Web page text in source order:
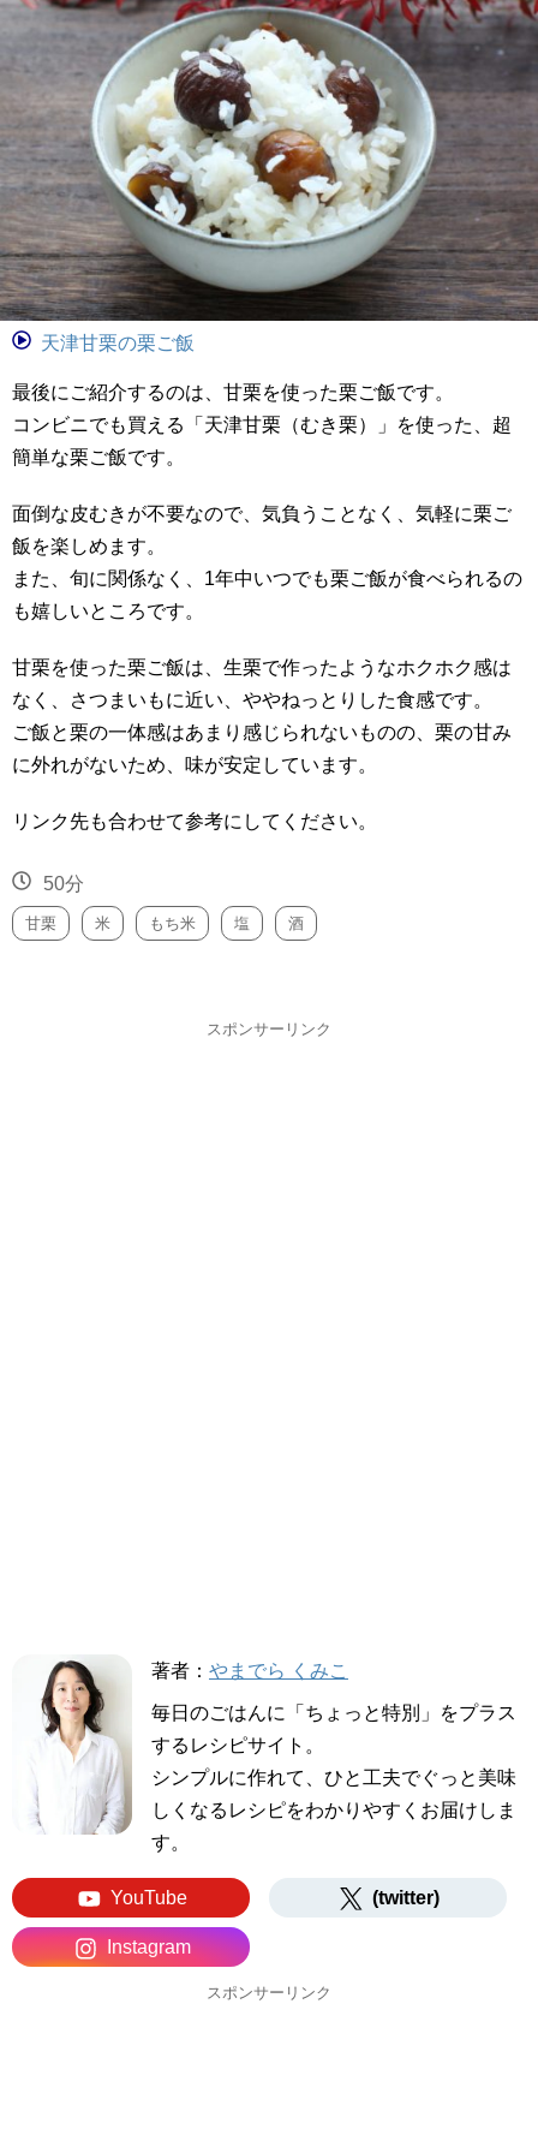
天津甘栗の栗ご飯
最後にご紹介するのは、甘栗を使った栗ご飯です。
コンビニでも買える「天津甘栗（むき栗）」を使った、超
簡単な栗ご飯です。
面倒な皮むきが不要なので、気負うことなく、気軽に栗ご
飯を楽しめます。
また、旬に関係なく、1年中いつでも栗ご飯が食べられるの
も嬉しいところです。
甘栗を使った栗ご飯は、生栗で作ったようなホクホク感は
なく、さつまいもに近い、ややねっとりした食感です。
ご飯と栗の一体感はあまり感じられないものの、栗の甘み
に外れがないため、味が安定しています。
リンク先も合わせて参考にしてください。
50分
甘栗 米 もち米 塩 酒
スポンサーリンク
著者： やまでら くみこ
毎日のごはんに「ちょっと特別」をプラス
するレシピサイト。
シンプルに作れて、ひと工夫でぐっと美味
しくなるレシピをわかりやすくお届けしま
す。
YouTube (twitter)
Instagram
スポンサーリンク